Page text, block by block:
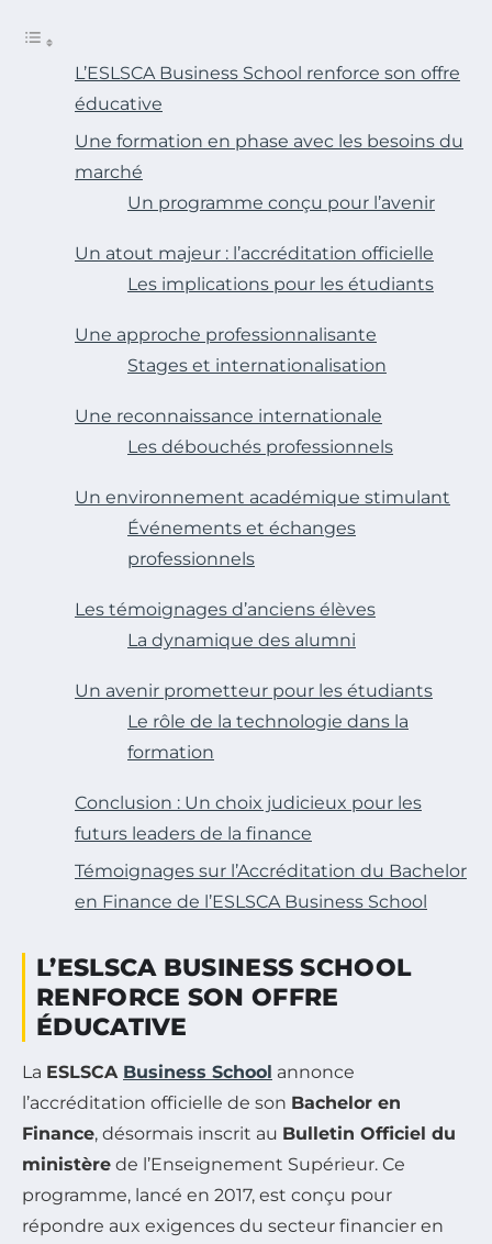
L’ESLSCA Business School renforce son offre
éducative
Une formation en phase avec les besoins du
marché
Un programme conçu pour l’avenir
Un atout majeur : l’accréditation officielle
Les implications pour les étudiants
Une approche professionnalisante
Stages et internationalisation
Une reconnaissance internationale
Les débouchés professionnels
Un environnement académique stimulant
Événements et échanges
professionnels
Les témoignages d’anciens élèves
La dynamique des alumni
Un avenir prometteur pour les étudiants
Le rôle de la technologie dans la
formation
Conclusion : Un choix judicieux pour les
futurs leaders de la finance
Témoignages sur l’Accréditation du Bachelor
en Finance de l’ESLSCA Business School
L’ESLSCA BUSINESS SCHOOL
RENFORCE SON OFFRE
ÉDUCATIVE
La ESLSCA Business School annonce
l’accréditation officielle de son Bachelor en
Finance, désormais inscrit au Bulletin Officiel du
ministère de l’Enseignement Supérieur. Ce
programme, lancé en 2017, est conçu pour
répondre aux exigences du secteur financier en